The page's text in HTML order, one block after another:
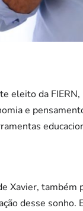
eleito da
e
Xavier, também
desse sonho.